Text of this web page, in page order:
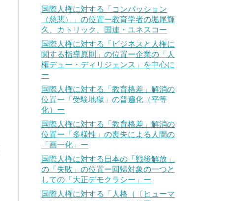
国際人権に対する「コンパッション
（慈悲）」の位置ー教育学者の堀尾輝
久、カトリック、国連・ユネスコー
国際人権に対する「ビジネスと人権に
関する指導原則」の位置ー企業の「人
権デュー・ディリジェンス」を中心に
ー
国際人権に対する「教育格差」解消の
位置ー「受験地獄」の普遍化（平等
化）ー
国際人権に対する「教育格差」解消の
位置ー「多様性」の喪失による人間の
「画一化」ー
国際人権に対する日本の「戦後解放」
の「失敗」の位置ー回帰対象の一つと
しての「大正デモクラシー」ー
国際人権に対する「人格（〔ヒューマ